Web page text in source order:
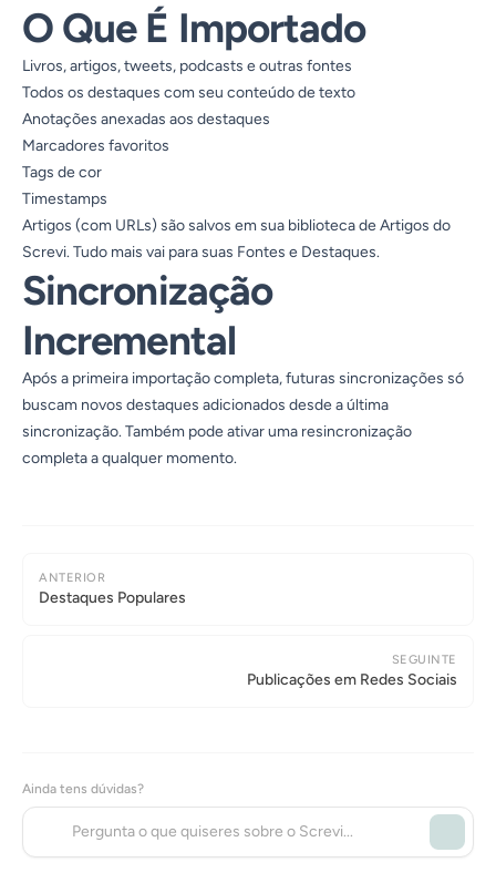
O Que É Importado
Livros, artigos, tweets, podcasts e outras fontes
Todos os destaques com seu conteúdo de texto
Anotações anexadas aos destaques
Marcadores favoritos
Tags de cor
Timestamps
Artigos (com URLs) são salvos em sua biblioteca de Artigos do
Screvi. Tudo mais vai para suas Fontes e Destaques.
Sincronização
Incremental
Após a primeira importação completa, futuras sincronizações só
buscam novos destaques adicionados desde a última
sincronização. Também pode ativar uma resincronização
completa a qualquer momento.
ANTERIOR
Destaques Populares
SEGUINTE
Publicações em Redes Sociais
Ainda tens dúvidas?